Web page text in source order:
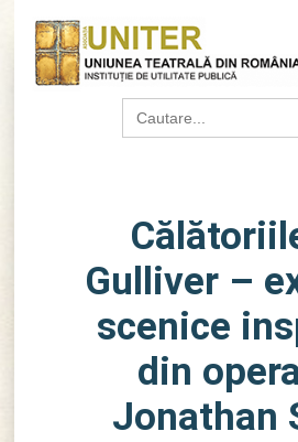
Search
for:
Gulliver –
scenice
din
Jonathan